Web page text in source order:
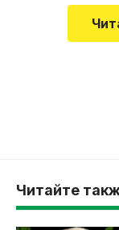
Читайте